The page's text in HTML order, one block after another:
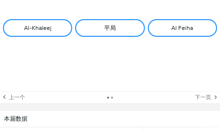
Al-Khaleej 平局 Al Feiha
上一个 下一页
本届数据